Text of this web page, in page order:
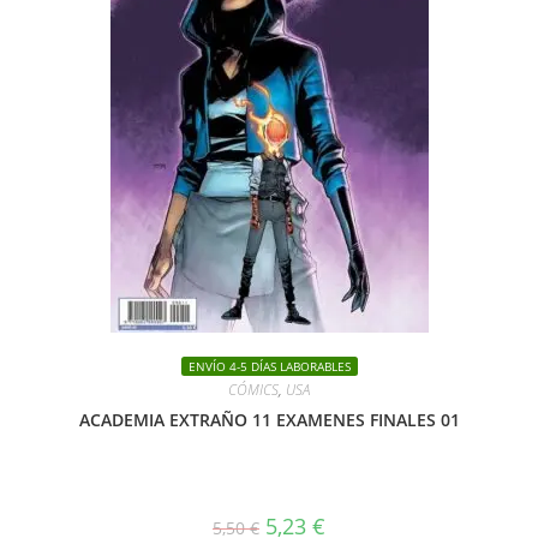
ENVÍO 4-5 DÍAS LABORABLES
CÓMICS, USA
ACADEMIA EXTRAÑO 11 EXAMENES FINALES 01
5,50€ El
5,23 €